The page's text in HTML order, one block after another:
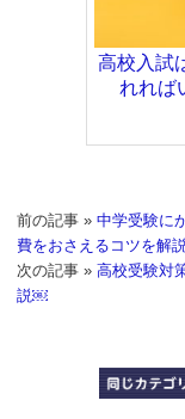
高校入試
れれば
前の記事 »中学受験に
費をおさえるコツを解説
次の記事 »高校受験対
説￼